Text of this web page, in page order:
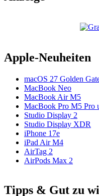
Apple-Neuheiten
macOS 27 Golden
MacBook Neo
MacBook Air M5
MacBook Pro M5 Pro
Studio Display 2
Studio Display XDR
iPhone 17e
iPad Air M4
AirTag 2
AirPods Max 2
Tipps & Gut zu